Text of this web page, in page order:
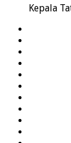
Kepala